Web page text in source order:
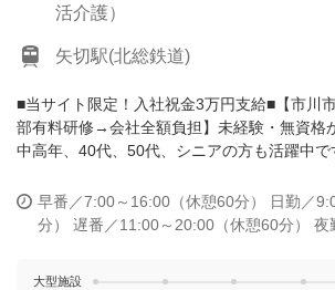
活介護）
矢切駅(北総鉄道)
■当サイト限定！入社祝金3万円支給■【市川
部有料研修→会社全額負担】未経験・無資格
中高年、40代、50代、シニアの方も活躍中で
早番／7:00～16:00（休憩60分）
日勤／
分）
遅番／11:00～20:00（休憩60分）
夜
大型施設